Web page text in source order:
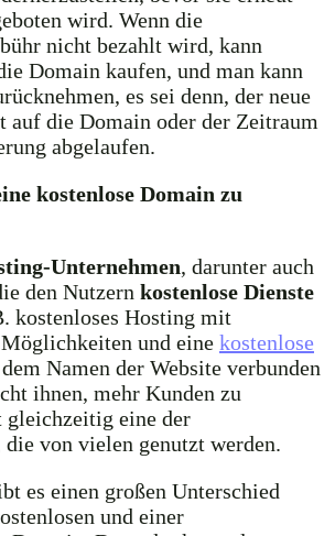
wird. Wenn die
nicht bezahlt wird, kann
Domain kaufen, und man kann
es sei denn, der neue
auf die Domain oder der Zeitraum
abgelaufen.
kostenlose Domain zu
Unternehmen, darunter auch
den Nutzern kostenlose Dienste
kostenloses Hosting mit
und eine kostenlose
Namen der Website verbunden
ihnen, mehr Kunden zu
gleichzeitig eine der
die von vielen genutzt werden.
es einen großen Unterschied
und einer